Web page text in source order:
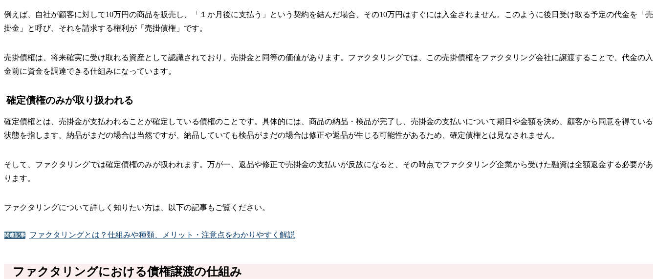
例えば、自社が顧客に対して10万円の商品を販売し、「１か月後に支払う」という契約を結んだ場合、その10万円はすぐには入金されません。このように後日受け取る予定の代金を「売
掛金」と呼び、それを請求する権利が「売掛債権」です。
売掛債権は、将来確実に受け取れる資産として認識されており、売掛金と同等の価値があります。ファクタリングでは、この売掛債権をファクタリング会社に譲渡することで、代金の入
金前に資金を調達できる仕組みになっています。
確定債権のみが取り扱われる
確定債権とは、売掛金が支払われることが確定している債権のことです。具体的には、商品の納品・検品が完了し、売掛金の支払いについて期日や金額を決め、顧客から同意を得ている
状態を指します。納品がまだの場合は当然ですが、納品していても検品がまだの場合は修正や返品が生じる可能性があるため、確定債権とは見なされません。
そして、ファクタリングでは確定債権のみが扱われます。万が一、返品や修正で売掛金の支払いが反故になると、その時点でファクタリング企業から受けた融資は全額返金する必要があ
ります。
ファクタリングについて詳しく知りたい方は、以下の記事もご覧ください。
関連記事 ファクタリングとは？仕組みや種類、メリット・注意点をわかりやすく解説
ファクタリングにおける債権譲渡の仕組み